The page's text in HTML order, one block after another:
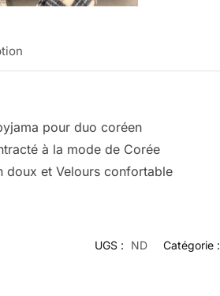
pour duo coréen
à la mode de Corée
doux et Velours confortable
UGS : ND Catégorie :